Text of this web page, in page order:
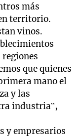
más
territorio.
vinos.
que quienes
mano el
y las
industria”,
y empresarios